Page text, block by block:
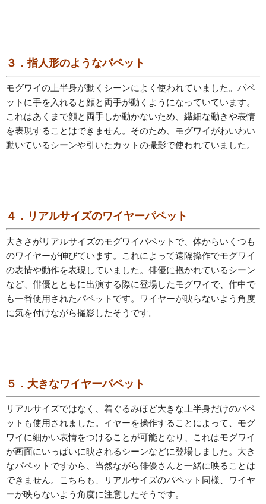
３．指人形のようなパペット
モグワイの上半身が動くシーンによく使われていました。パペ
ットに手を入れると顔と両手が動くようになっていています。
これはあくまで顔と両手しか動かないため、繊細な動きや表情
を表現することはできません。そのため、モグワイがわいわい
動いているシーンや引いたカットの撮影で使われていました。
４．リアルサイズのワイヤーパペット
大きさがリアルサイズのモグワイパペットで、体からいくつも
のワイヤーが伸びています。これによって遠隔操作でモグワイ
の表情や動作を表現していました。俳優に抱かれているシーン
など、俳優とともに出演する際に登場したモグワイで、作中で
も一番使用されたパペットです。ワイヤーが映らないよう角度
に気を付けながら撮影したそうです。
５．大きなワイヤーパペット
リアルサイズではなく、着ぐるみほど大きな上半身だけのパペ
ットも使用されました。イヤーを操作することによって、モグ
ワイに細かい表情をつけることが可能となり、これはモグワイ
が画面にいっぱいに映されるシーンなどに登場しました。大き
なパペットですから、当然ながら俳優さんと一緒に映ることは
できません。こちらも、リアルサイズのパペット同様、ワイヤ
ーが映らないよう角度に注意したそうです。